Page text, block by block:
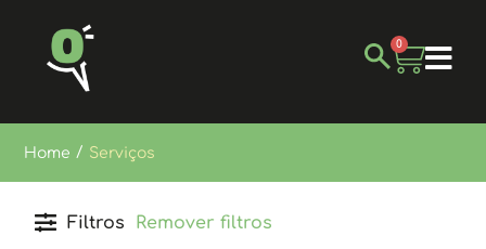
0
Home / Serviços
Filtros Remover filtros